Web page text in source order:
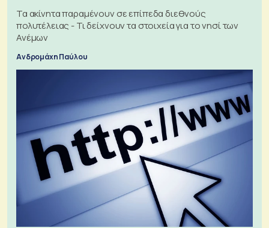
Τα ακίνητα παραμένουν σε επίπεδα διεθνούς
πολυτέλειας - Τι δείχνουν τα στοιχεία για το νησί των
Ανέμων
Ανδρομάχη Παύλου